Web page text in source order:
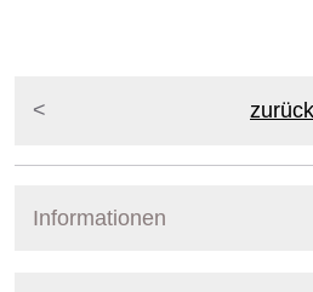
Informationen